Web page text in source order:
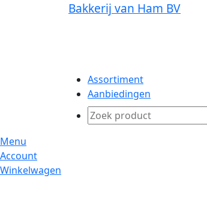
Bakkerij van Ham BV
Assortiment
Aanbiedingen
Menu
Account
Winkelwagen